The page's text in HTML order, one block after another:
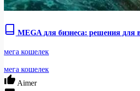
MEGA для бизнеса: решения для
мега кошелек
мега кошелек
Aimer